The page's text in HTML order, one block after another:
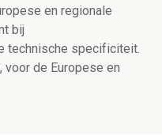
en regionale
bij
technische specificiteit.
de Europese en